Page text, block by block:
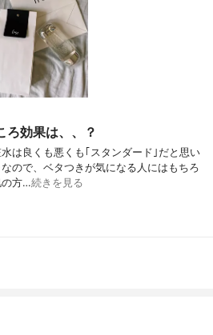
ろ効果は、、？
は良くも悪くも｢スタンダード｣だと思い
ので、ベタつきが気になる人にはもちろ
の方…続きを見る